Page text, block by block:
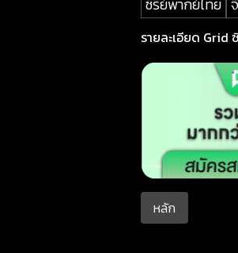
รายละเอียด Grid
หลัก